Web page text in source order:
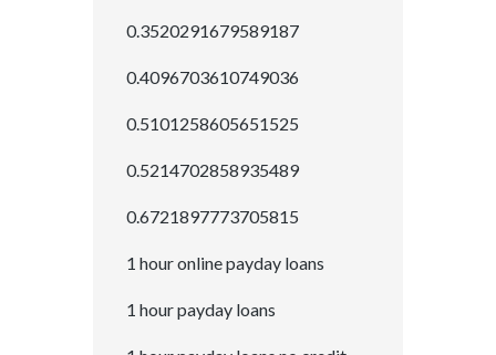
0.3520291679589187
0.4096703610749036
0.5101258605651525
0.5214702858935489
0.6721897773705815
1 hour online payday loans
1 hour payday loans